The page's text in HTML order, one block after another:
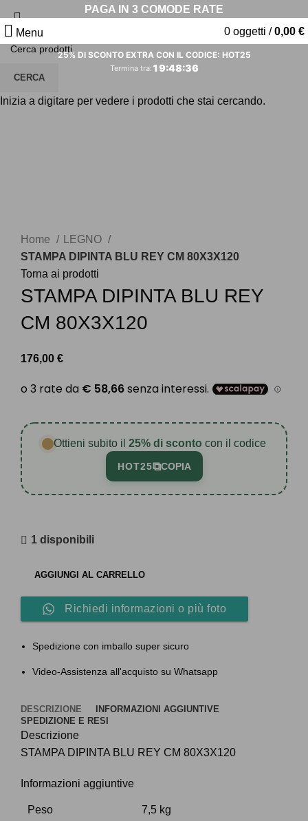
PAGA IN 3 COMODE RATE
Menu
0 oggetti / 0,00 €
25% DI SCONTO EXTRA CON IL CODICE: HOT25
Termina tra: 19:48:35
Home
LEGNO
STAMPA DIPINTA BLU REY CM 80X3X120
Torna ai prodotti
STAMPA DIPINTA BLU REY
CM 80X3X120
176,00 €
Ottieni subito il 25% di sconto con il codice
HOT25⧉COPIA
1 disponibili
AGGIUNGI AL CARRELLO
Richiedi informazioni o più foto
Spedizione con imballo super sicuro
Video-Assistenza all'acquisto su Whatsapp
DESCRIZIONE
INFORMAZIONI AGGIUNTIVE
SPEDIZIONE E RESI
Descrizione
STAMPA DIPINTA BLU REY CM 80X3X120
Informazioni aggiuntive
Peso 7,5 kg
CERCA
Inizia a digitare per vedere i prodotti che stai cercando.